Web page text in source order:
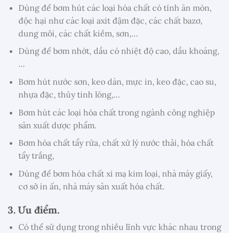
Dùng để bơm hút các loại hóa chất có tính ăn mòn,
độc hại như các loại axit đậm đặc, các chất bazơ,
dung môi, các chất kiềm, sơn,…
Dùng để bơm nhớt, dầu có nhiệt độ cao, dầu khoáng,
…
Bơm hút nước sơn, keo dán, mực in, keo đặc, cao su,
nhựa đặc, thủy tinh lỏng,…
Bơm hút các loại hóa chất trong ngành công nghiệp
sản xuất dược phẩm.
Bơm hóa chất tẩy rửa, chất xử lý nước thải, hóa chất
tẩy trắng,
Dùng để bơm hóa chất xi mạ kim loại, nhà máy giấy,
cơ sở in ấn, nhà máy sản xuất hóa chất.
3. Ưu điểm.
Có thể sử dụng trong nhiều lĩnh vực khác nhau trong